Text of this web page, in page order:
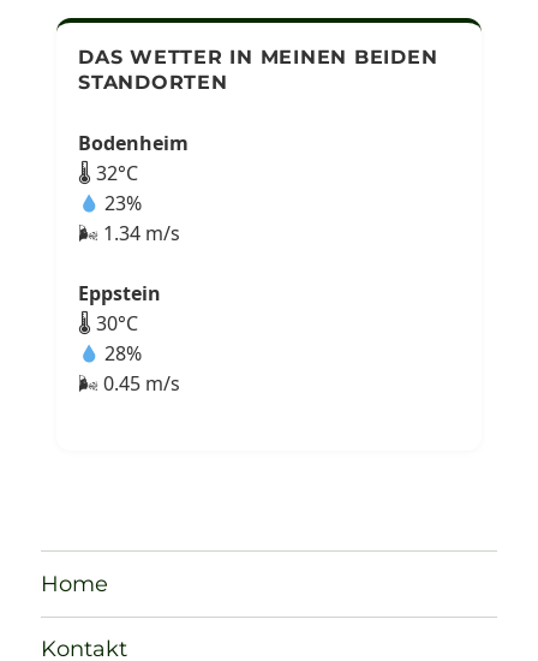
DAS WETTER IN MEINEN BEIDEN
STANDORTEN
Bodenheim
🌡 32°C
23%
🌬 1.34 m/s
Eppstein
🌡 30°C
28%
🌬 0.45 m/s
Home
Kontakt